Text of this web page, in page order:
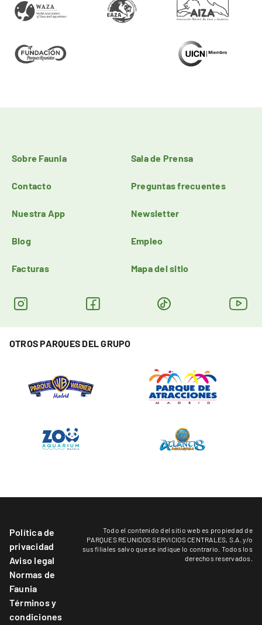
Sobre Faunia Sala de Prensa
Contacto Preguntas frecuentes
Nuestra App Newsletter
Blog Empleo
Facturas Mapa del sitio
OTROS PARQUES DEL GRUPO
Política de
privacidad
Aviso legal
Normas de
Faunia
Términos y
condiciones
Todo el contenido del sitio web es propiedad de
PARQUES REUNIDOS SERVICIOS CENTRALES, S.A. y/o
sus filiales salvo que se indique lo contrario. Todos los
derechos reservados.